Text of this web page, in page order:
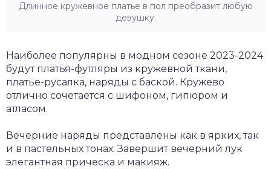
Длинное кружевное платье в пол преобразит любую
девушку.
Наиболее популярны в модном сезоне 2023-2024
будут платья-футляры из кружевной ткани,
платье-русалка, наряды с баской. Кружево
отлично сочетается с шифоном, гипюром и
атласом.
Вечерние наряды представлены как в ярких, так
и в пастельных тонах. Завершит вечерний лук
элегантная прическа и макияж.